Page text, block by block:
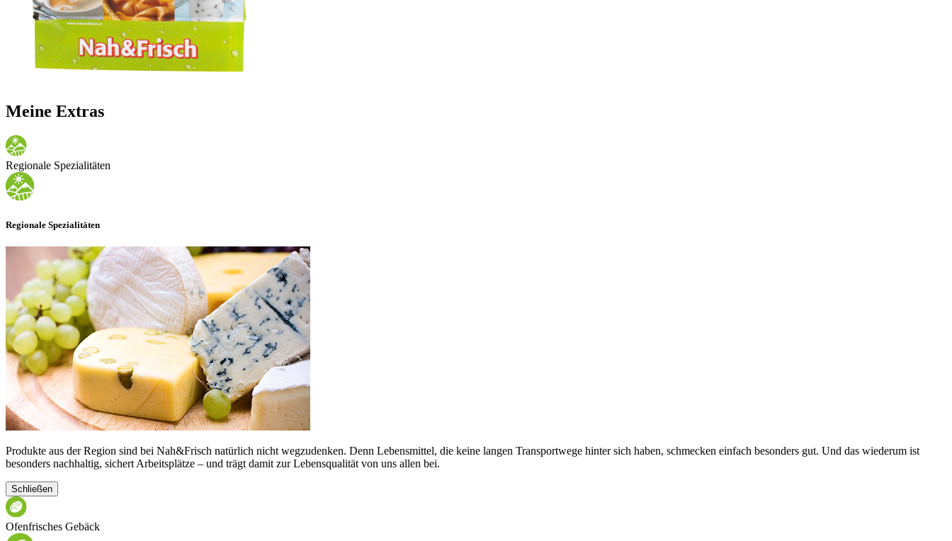
Meine Extras
Regionale Spezialitäten
Regionale Spezialitäten
Produkte aus der Region sind bei Nah&Frisch natürlich nicht wegzudenken. Denn Lebensmittel, die keine langen Transportwege hinter sich haben, schmecken einfach besonders gut. Und das wiederum ist
besonders nachhaltig, sichert Arbeitsplätze – und trägt damit zur Lebensqualität von uns allen bei.
Schließen
Ofenfrisches Gebäck